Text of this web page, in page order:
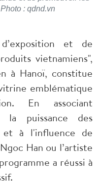
: qdnd.vn
d’exposition et de
vietnamiens",
à Hanoï, constitue
emblématique
En associant
la puissance des
et à l'influence de
Han ou l’artiste
a réussi à